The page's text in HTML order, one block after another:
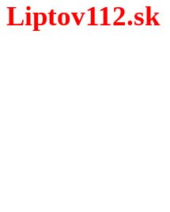
Liptov112.sk